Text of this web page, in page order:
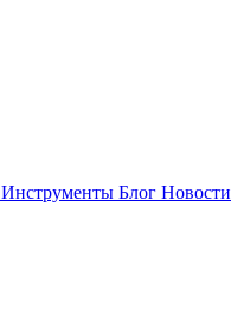
Инструменты Блог Новости